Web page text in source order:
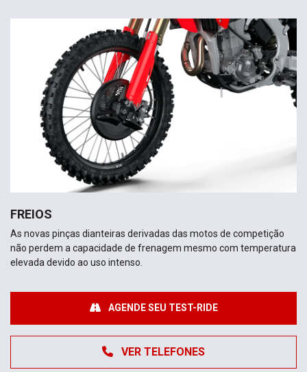
FREIOS
As novas pinças dianteiras derivadas das motos de competição
não perdem a capacidade de frenagem mesmo com temperatura
elevada devido ao uso intenso.
VER TELEFONES
AGENDE SEU TEST-RIDE